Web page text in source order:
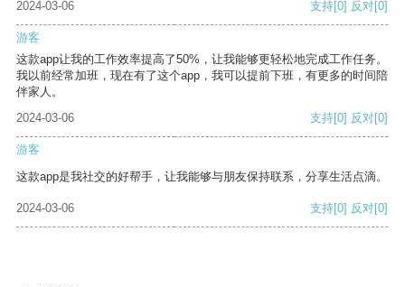
2024-03-06 支持[0] 反对[0]
游客
这款app让我的工作效率提高了50%，让我能够更轻松地完成工作任务。
我以前经常加班，现在有了这个app，我可以提前下班，有更多的时间陪
伴家人。
2024-03-06
支持[0] 反对[0]
游客
这款app是我社交的好帮手，让我能够与朋友保持联系，分享生活点滴。
2024-03-06 支持[0] 反对[0]